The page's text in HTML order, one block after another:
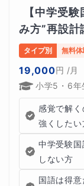
【中学受
み方”再設計
タイプ別 無料体
19,000円 /月
小学5・6年
感覚で解く
強くしたい
中学受験
しない方
国語は得